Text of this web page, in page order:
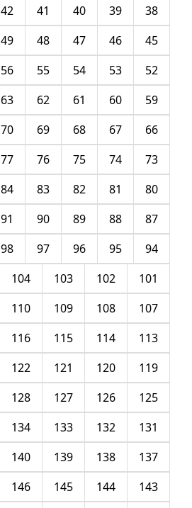
38
39
40
41
42
45
46
47
48
49
52
53
54
55
56
59
60
61
62
63
66
67
68
69
70
73
74
75
76
77
80
81
82
83
84
87
88
89
90
91
94
95
96
97
98
101
102
103
104
107
108
109
110
113
114
115
116
119
120
121
122
125
126
127
128
131
132
133
134
137
138
139
140
143
144
145
146